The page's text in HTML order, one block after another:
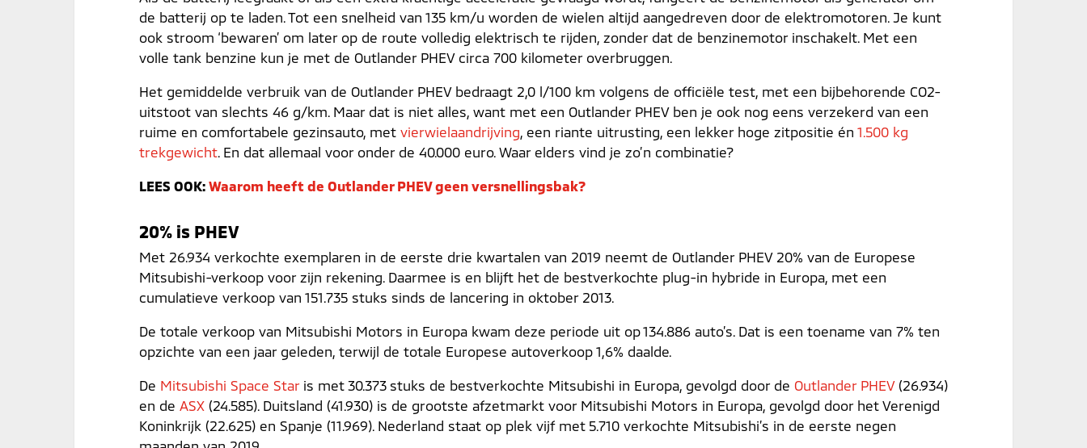
de batterij op te laden. Tot een snelheid van 135 km/u worden de wielen altijd aangedreven door de elektromotoren. Je kunt
ook stroom ‘bewaren’ om later op de route volledig elektrisch te rijden, zonder dat de benzinemotor inschakelt. Met een
volle tank benzine kun je met de Outlander PHEV circa 700 kilometer overbruggen.
Het gemiddelde verbruik van de Outlander PHEV bedraagt 2,0 l/100 km volgens de officiële test, met een bijbehorende CO2-
uitstoot van slechts 46 g/km. Maar dat is niet alles, want met een Outlander PHEV ben je ook nog eens verzekerd van een
ruime en comfortabele gezinsauto, met vierwielaandrijving , een riante uitrusting, een lekker hoge zitpositie én 1.500 kg
trekgewicht . En dat allemaal voor onder de 40.000 euro. Waar elders vind je zo’n combinatie?
LEES OOK: Waarom heeft de Outlander PHEV geen versnellingsbak?
20% is PHEV
Met 26.934 verkochte exemplaren in de eerste drie kwartalen van 2019 neemt de Outlander PHEV 20% van de Europese
Mitsubishi-verkoop voor zijn rekening. Daarmee is en blijft het de bestverkochte plug-in hybride in Europa, met een
cumulatieve verkoop van 151.735 stuks sinds de lancering in oktober 2013.
De totale verkoop van Mitsubishi Motors in Europa kwam deze periode uit op 134.886 auto’s. Dat is een toename van 7% ten
opzichte van een jaar geleden, terwijl de totale Europese autoverkoop 1,6% daalde.
De Mitsubishi Space Staris met 30.373 stuks de bestverkochte Mitsubishi in Europa, gevolgd door de Outlander PHEV(26.934)
en de ASX (24.585). Duitsland (41.930) is de grootste afzetmarkt voor Mitsubishi Motors in Europa, gevolgd door het Verenigd
Koninkrijk (22.625) en Spanje (11.969). Nederland staat op plek vijf met 5.710 verkochte Mitsubishi’s in de eerste negen